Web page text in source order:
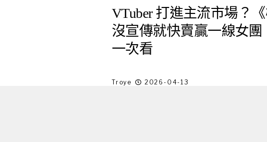
VTuber 打進主流市場？
沒宣傳就快賣贏一線女
一次看
Troye 2026-04-13